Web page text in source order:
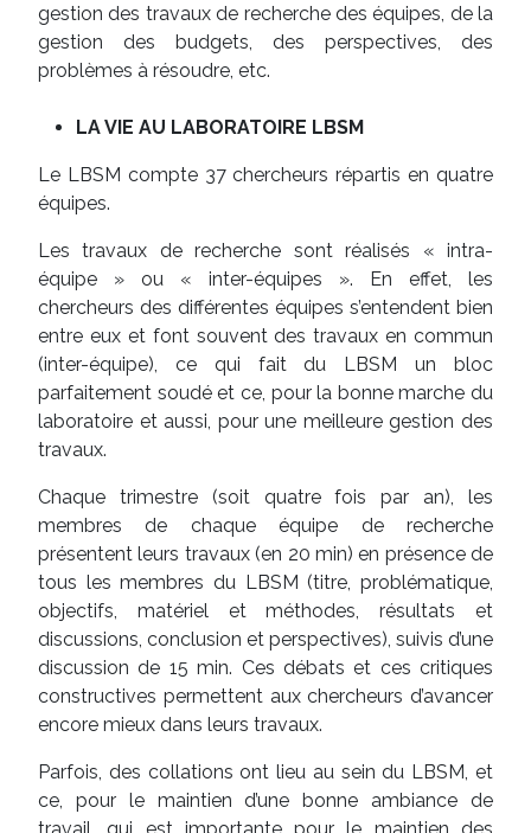
gestion des travaux de recherche des équipes, de la
gestion des budgets, des perspectives, des
problèmes à résoudre, etc.
LA VIE AU LABORATOIRE LBSM
Le LBSM compte 37 chercheurs répartis en quatre
équipes.
Les travaux de recherche sont réalisés « intra-
équipe » ou « inter-équipes ». En effet, les
chercheurs des différentes équipes s’entendent bien
entre eux et font souvent des travaux en commun
(inter-équipe), ce qui fait du LBSM un bloc
parfaitement soudé et ce, pour la bonne marche du
laboratoire et aussi, pour une meilleure gestion des
travaux.
Chaque trimestre (soit quatre fois par an), les
membres de chaque équipe de recherche
présentent leurs travaux (en 20 min) en présence de
tous les membres du LBSM (titre, problématique,
objectifs, matériel et méthodes, résultats et
discussions, conclusion et perspectives), suivis d’une
discussion de 15 min. Ces débats et ces critiques
constructives permettent aux chercheurs d’avancer
encore mieux dans leurs travaux.
Parfois, des collations ont lieu au sein du LBSM, et
ce, pour le maintien d’une bonne ambiance de